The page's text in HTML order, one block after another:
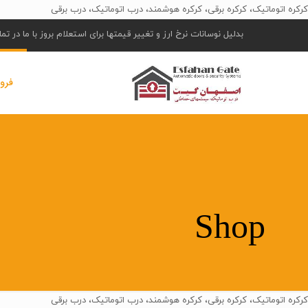
کرکره اتوماتیک، کرکره برقی، کرکره هوشمند، درب اتوماتیک، درب برقی
بدلیل نوسانات نرخ ارز و تغییر قیمتها برای استعلام بروز با ما در
Shop
کرکره اتوماتیک، کرکره برقی، کرکره هوشمند، درب اتوماتیک، درب برقی